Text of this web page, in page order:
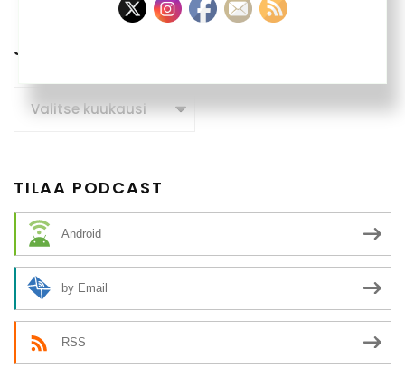
JUTTUARKISTO
TILAA PODCAST
Android
by Email
RSS